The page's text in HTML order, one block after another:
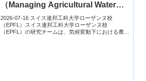
（Managing Agricultural Water
under Uncertainty）
2026-07-16 スイス連邦工科大学ローザンヌ校
（EPFL）スイス連邦工科大学ローザンヌ校
（EPFL）の研究チームは、気候変動下における農業